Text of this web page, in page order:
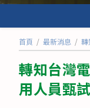
內
首頁 / 最新消息 / 轉
轉知台灣
用人員甄